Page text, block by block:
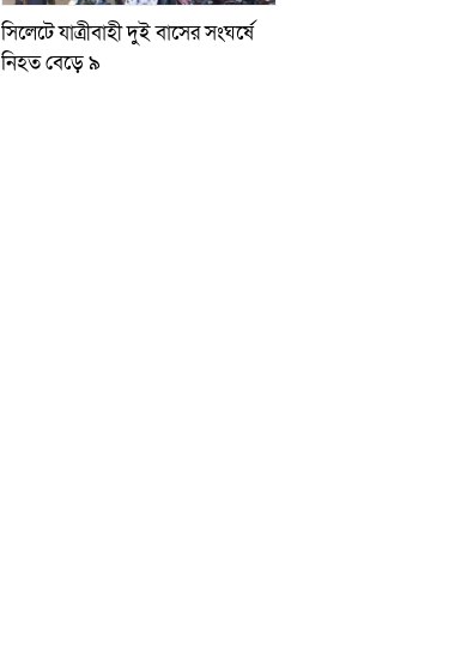
সিলেটে যাত্রীবাহী দুই বাসের সংঘর্ষে
নিহত বেড়ে ৯